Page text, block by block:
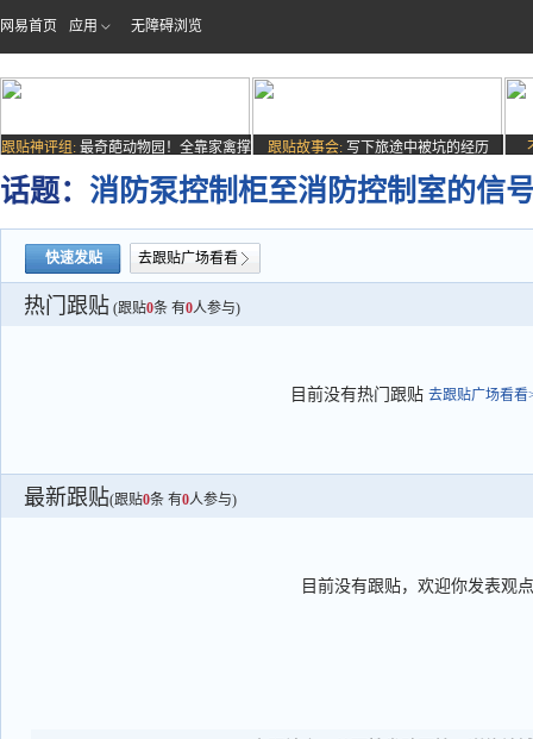
网易首页 应用 无障碍浏览
跟贴神评组: 最奇葩动物园！全靠家禽撑
场子
跟贴故事会: 写下旅途中被坑的经历
话题： 消防泵控制柜至消防控制室的信
快速发贴 去跟贴广场看看
热门跟贴 (跟贴0条 有0人参与)
目前没有热门跟贴 去跟贴广场看看
最新跟贴(跟贴0条 有0人参与)
目前没有跟贴，欢迎你发表观点